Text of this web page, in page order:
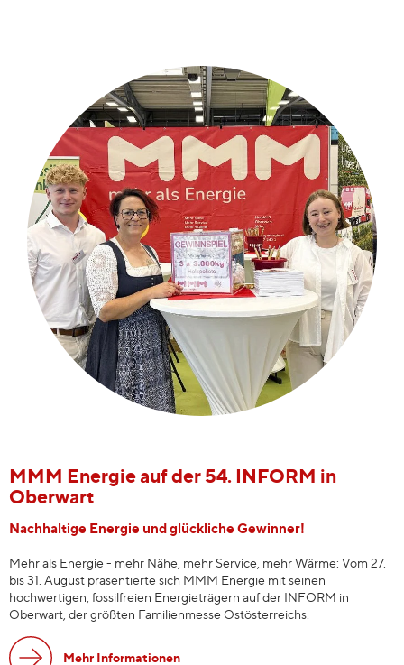
MMM Energie auf der 54. INFORM in
Oberwart
Nachhaltige Energie und glückliche Gewinner!
Mehr als Energie - mehr Nähe, mehr Service, mehr Wärme: Vom 27.
bis 31. August präsentierte sich MMM Energie mit seinen
hochwertigen, fossilfreien Energieträgern auf der INFORM in
Oberwart, der größten Familienmesse Ostösterreichs.
Mehr Informationen